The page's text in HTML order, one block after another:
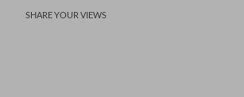
SHARE YOUR VIEWS